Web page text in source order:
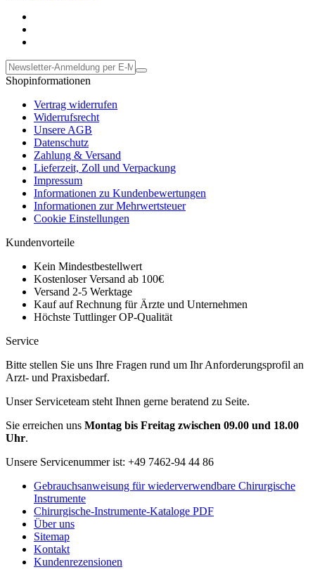
Shopinformationen
Vertrag widerrufen
Widerrufsrecht
Unsere AGB
Datenschutz
Zahlung & Versand
Lieferzeit, Zoll und Verpackung
Impressum
Informationen zu Kundenbewertungen
Informationen zur Mehrwertsteuer
Cookie Einstellungen
Kundenvorteile
Kein Mindestbestellwert
Kostenloser Versand ab 100€
Versand 2-5 Werktage
Kauf auf Rechnung für Ärzte und Unternehmen
Höchste Tuttlinger OP-Qualität
Service
Bitte stellen Sie uns Ihre Fragen rund um Ihr Anforderungsprofil an
Arzt- und Praxisbedarf.
Unser Serviceteam steht Ihnen gerne beratend zu Seite.
Sie erreichen uns Montag bis Freitag zwischen 09.00 und 18.00
Uhr.
Unsere Servicenummer ist: +49 7462-94 44 86
Gebrauchsanweisung für wiederverwendbare Chirurgische
Instrumente
Chirurgische-Instrumente-Kataloge PDF
Über uns
Sitemap
Kontakt
Kundenrezensionen